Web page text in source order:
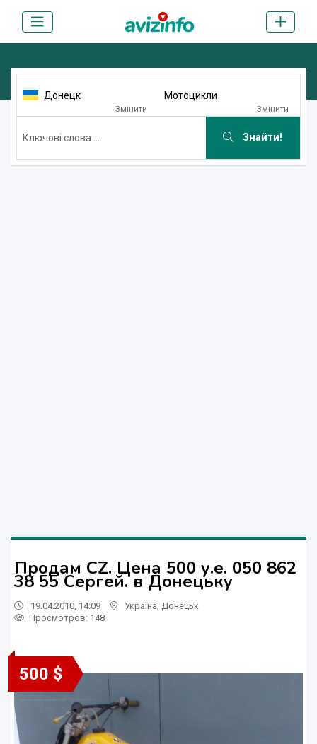
Донецк
Змінити
Мотоцикли
Змінити
Знайти!
Продам CZ. Цена 500 у.е. 050 862
38 55 Сергей. в Донецьку
19.04.2010, 14:09 Україна Донецьк
Просмотров: 148
500 $